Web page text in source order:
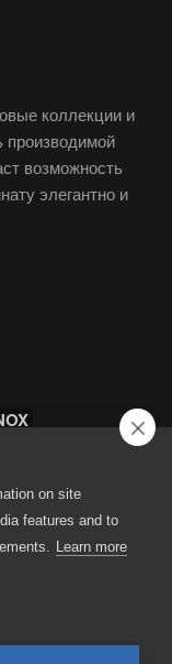
on site
features and to
Learn more
коллекции и
производимой
возможность
элегантно и